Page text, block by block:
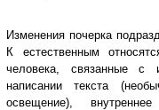
Изменения почерка
К естественным
человека, связанные с
написании текста
освещение),